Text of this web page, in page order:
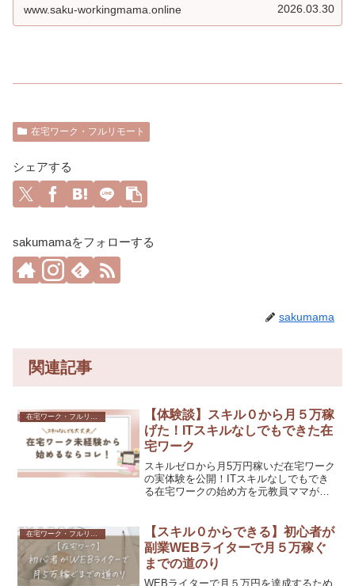
www.saku-workingmama.online 2026.03.30
在宅ワーク・フルリモート
シェアする
sakumamaをフォローする
sakumama
関連記事
在宅ワーク・フルリモート
【体験談】スキル０から月５万稼
げた！ITスキルなしでもできた在
宅ワーク
スキルゼロから月5万円稼いだ在宅ワーク
の実体験を公開！ITスキルなしでもでき
る在宅ワークの始め方を元教員ママが具
在宅ワーク・フルリモート
【スキル０からできる】初心者が
副業WEBライターで月５万稼ぐ
までの道のり
WEBライターで月５万円を達成するため